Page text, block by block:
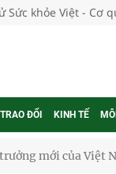
Sức khỏe Việt - Cơ
ĐỔI KINH TẾ
mới của Việt